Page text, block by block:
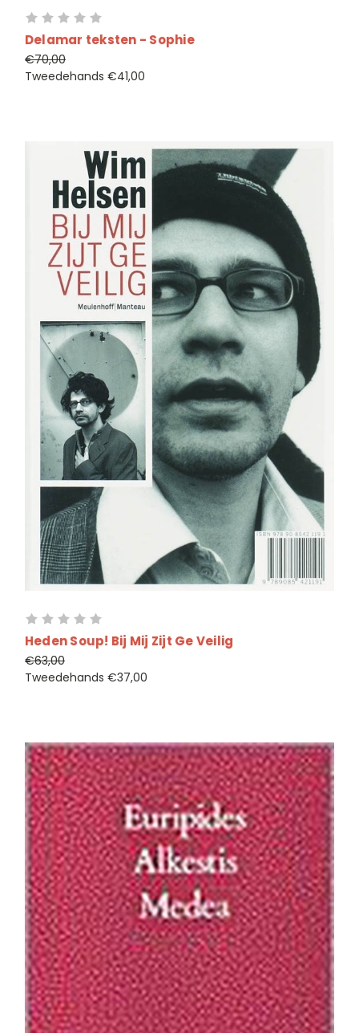
Delamar teksten - Sophie
€70,00
Tweedehands €41,00
Heden Soup! Bij Mij Zijt Ge Veilig
€63,00
Tweedehands €37,00